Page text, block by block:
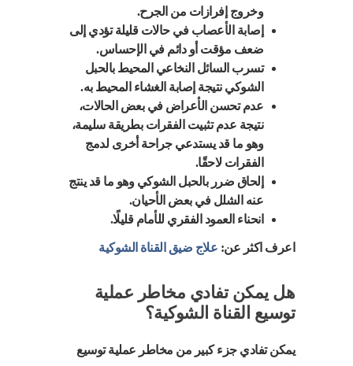
وخروج إفرازات من الجرح.
إصابة الأعصاب في حالات قليلة تؤدي إلى
ضعف مؤقت أو دائم في الإحساس.
تسرب السائل النخاعي المحيط بالحبل
الشوكي نتيجة إصابة الغشاء المحيط به.
عدم تحسن الأعراض في بعض الحالات،
نتيجة عدم تثبيت الفقرات بطريقة سليمة،
وهو ما قد يستدعي جراحة أخرى لدمج
الفقرات لاحقًا.
إلحاق ضرر بالحبل الشوكي وهو ما قد ينتج
عنه الشلل في بعض الأحيان.
انحناء العمود الفقري للأمام قليلًا.
اعرف اكثر عن: علاج ضيق القناة الشوكية
هل يمكن تفادي مخاطر عملية
توسيع القناة الشوكية؟
يمكن تفادي جزء كبير من مخاطر عملية توسيع